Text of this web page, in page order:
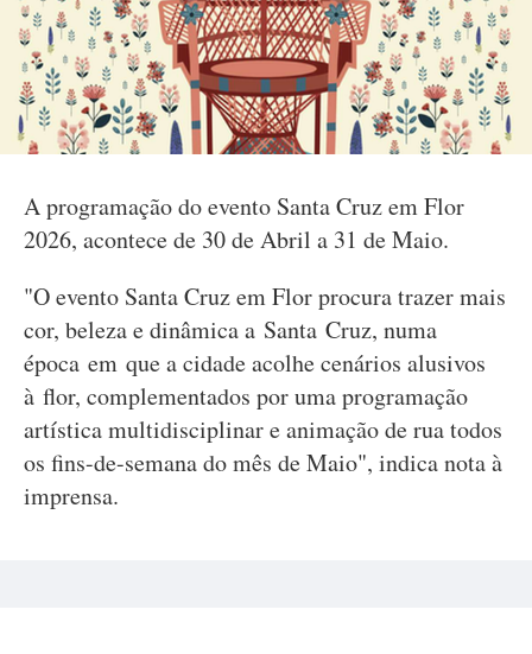
A programação do evento Santa Cruz em Flor
2026, acontece de 30 de Abril a 31 de Maio.
"O evento Santa Cruz em Flor procura trazer mais
cor, beleza e dinâmica a Santa Cruz, numa
época em que a cidade acolhe cenários alusivos
à flor, complementados por uma programação
artística multidisciplinar e animação de rua todos
os fins-de-semana do mês de Maio", indica nota à
imprensa.